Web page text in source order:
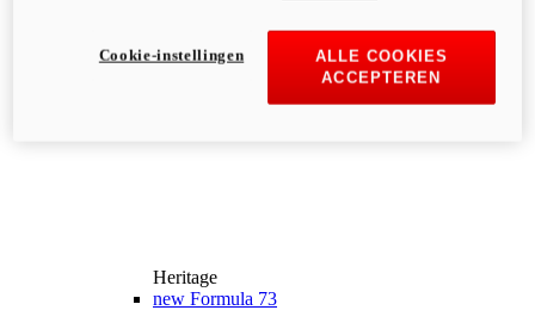
Heritage
new Formula 73
ALLE COOKIES
ACCEPTEREN
Cookie-instellingen